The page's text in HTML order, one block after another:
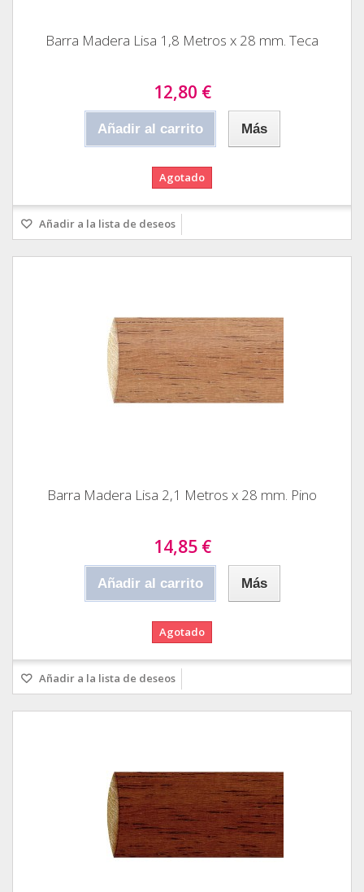
Barra Madera Lisa 1,8 Metros x 28 mm. Teca
12,80 €
Añadir al carrito Más
Agotado
Añadir a la lista de deseos
Barra Madera Lisa 2,1 Metros x 28 mm. Pino
14,85 €
Añadir al carrito Más
Agotado
Añadir a la lista de deseos